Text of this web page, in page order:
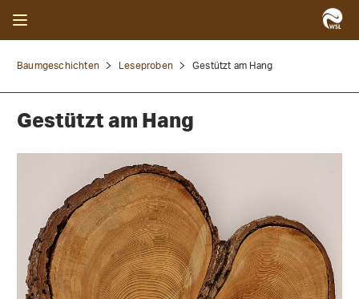
Baumgeschichten Leseproben Gestützt am Hang
Gestützt am Hang